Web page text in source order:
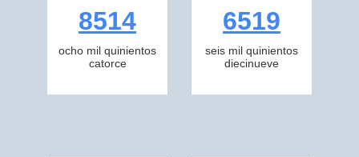
8514
ocho mil quinientos
catorce
6519
seis mil quinientos
diecinueve